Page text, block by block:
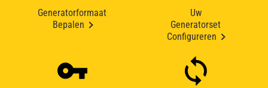
Generatorformaat
Bepalen
Uw
Generatorset
Configureren